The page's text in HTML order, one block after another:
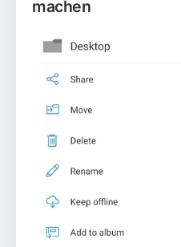
machen